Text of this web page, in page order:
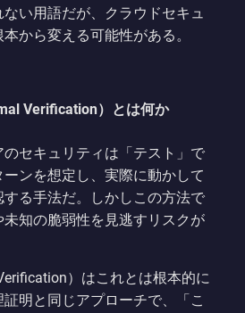
い用語だが、クラウドセキュ
から変える可能性がある。
Verification）とは何か
セキュリティは「テスト」で
ンを想定し、実際に動かして
る手法だ。しかしこの方法で
知の脆弱性を見逃すリスクが
）はこれとは根本的に
明と同じアプローチで、「こ